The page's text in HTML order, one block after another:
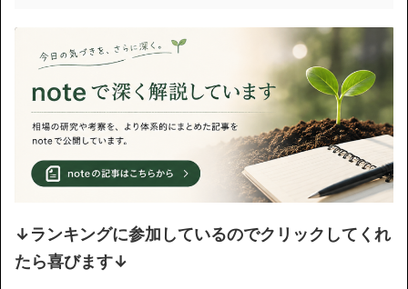
↓ランキングに参加しているのでクリックしてくれ
たら喜びます↓